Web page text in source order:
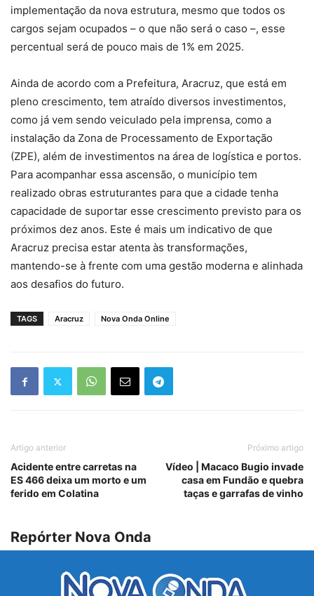
implementação da nova estrutura, mesmo que todos os
cargos sejam ocupados – o que não será o caso –, esse
percentual será de pouco mais de 1% em 2025.
Ainda de acordo com a Prefeitura, Aracruz, que está em
pleno crescimento, tem atraído diversos investimentos,
como já vem sendo veiculado pela imprensa, como a
instalação da Zona de Processamento de Exportação
(ZPE), além de investimentos na área de logística e portos.
Para acompanhar essa ascensão, o município tem
realizado obras estruturantes para que a cidade tenha
capacidade de suportar esse crescimento previsto para os
próximos dez anos. Este é mais um indicativo de que
Aracruz precisa estar atenta às transformações,
mantendo-se à frente com uma gestão moderna e alinhada
aos desafios do futuro.
TAGS Aracruz Nova Onda Online
Artigo anterior
Acidente entre carretas na
ES 466 deixa um morto e um
ferido em Colatina
Próximo artigo
Vídeo | Macaco Bugio invade
casa em Fundão e quebra
taças e garrafas de vinho
Repórter Nova Onda